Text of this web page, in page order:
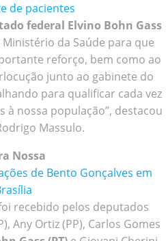
de pacientes
federal Elvino Bohn Gass
da Saúde para que
reforço, bem como ao
junto ao gabinete do
para qualificar cada vez
à nossa população”, destacou
Massulo.
Nossa
de Bento Gonçalves em
recebido pelos deputados
Any Ortiz (PP), Carlos Gomes